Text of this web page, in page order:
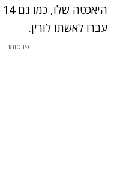
עברו לאשתו לורין.
פרסומת